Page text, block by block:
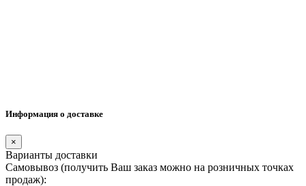
Информация о доставке
×
Варианты доставки
Самовывоз (получить Ваш заказ можно на розничных точках
продаж):